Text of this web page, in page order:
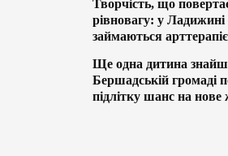
Творчість, що
рівновагу: у
займаються
Ще одна дитина
Бершадській громаді
підлітку шанс на нове